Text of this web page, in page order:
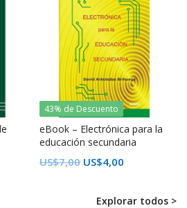
43% de Descuento
eBook – Electrónica para la
educación secundaria
US$7,00 US$4,00
Explorar todos >